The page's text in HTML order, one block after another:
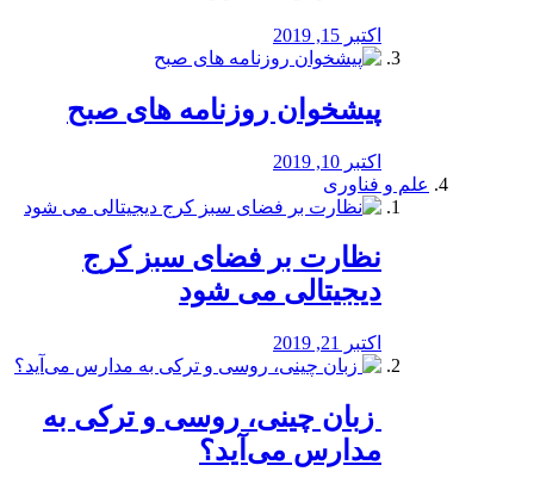
اکتبر 15, 2019
پیشخوان روزنامه های صبح
اکتبر 10, 2019
علم و فناوری
نظارت بر فضای سبز کرج
دیجیتالی می شود
اکتبر 21, 2019
️ زبان چینی، روسی و ترکی به
مدارس می‌آید؟